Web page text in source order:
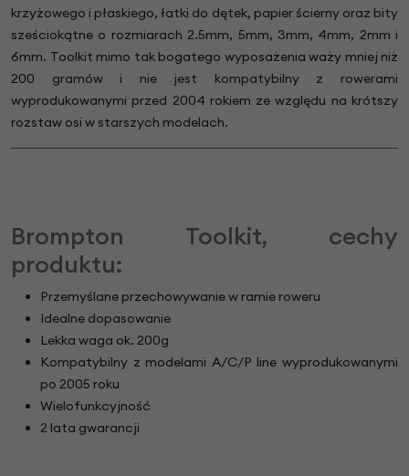
krzyżowego i płaskiego, łatki do dętek, papier ścierny oraz bity
sześciokątne o rozmiarach 2.5mm, 5mm, 3mm, 4mm, 2mm i
6mm. Toolkit mimo tak bogatego wyposażenia waży mniej niż
200 gramów i nie jest kompatybilny z rowerami
wyprodukowanymi przed 2004 rokiem ze względu na krótszy
rozstaw osi w starszych modelach.
Brompton Toolkit, cechy
produktu:
Przemyślane przechowywanie w ramie roweru
Idealne dopasowanie
Lekka waga ok. 200g
Kompatybilny z modelami A/C/P line wyprodukowanymi
po 2005 roku
Wielofunkcyjność
2 lata gwarancji